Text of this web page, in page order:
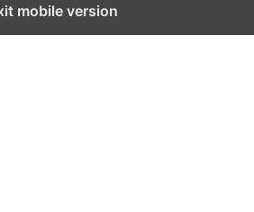
mobile version